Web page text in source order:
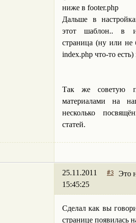
ниже в footer.php
Дальше в
этот шаблон.. в
страница (ну или не
index.php что-то
Так же советую
материалами на
несколько
статей.
Это
#3
25.11.2011
15:45:25
Cделал как вы
странице появилась